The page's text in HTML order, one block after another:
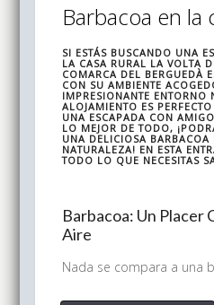
Barbacoa en la
SI ESTÁS BUSCANDO UNA
LA CASA RURAL LA VOLTA
COMARCA DEL BERGUEDÀ
CON SU AMBIENTE
IMPRESIONANTE ENTORNO
ALOJAMIENTO ES
UNA ESCAPADA CON
LO MEJOR DE TODO,
UNA DELICIOSA BARBACOA
NATURALEZA! EN ESTA
TODO LO QUE NECESITAS
Barbacoa: Un Placer
Aire
Nada se compara a una